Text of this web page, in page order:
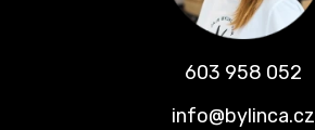
603 958 052
info@bylinca.cz